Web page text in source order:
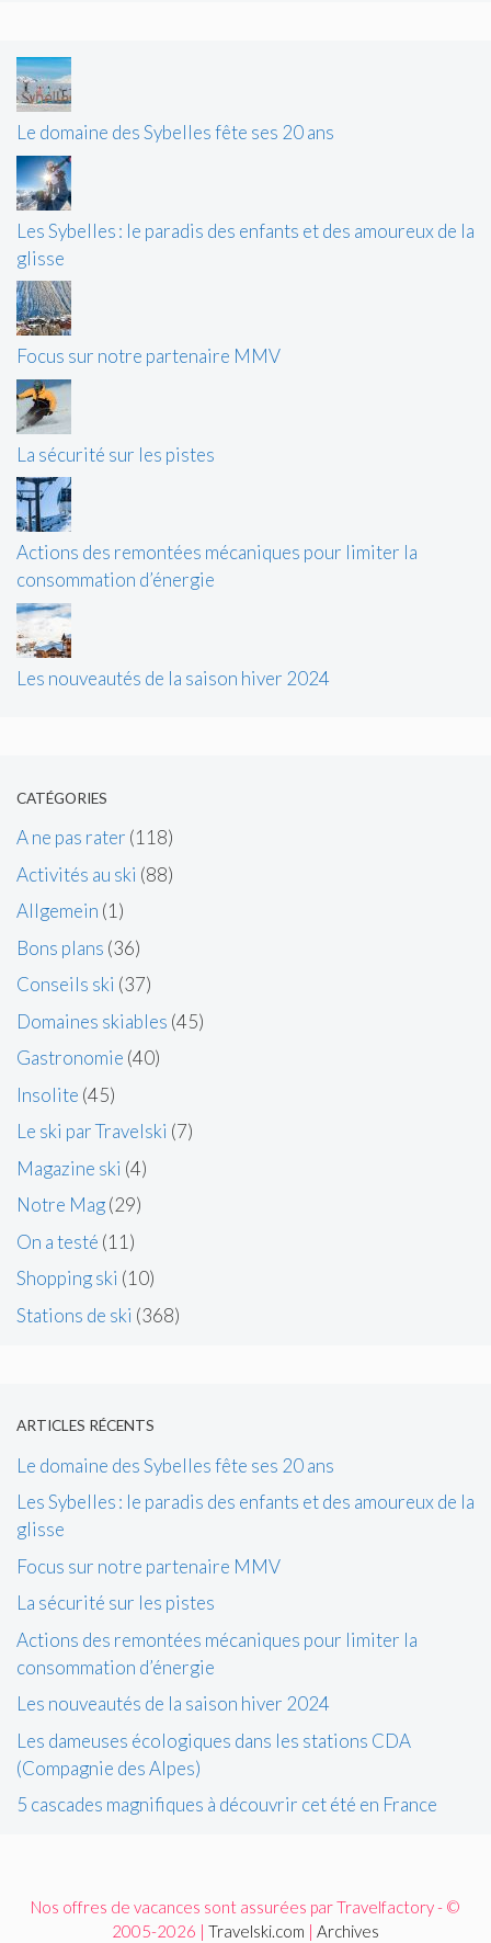
Le domaine des Sybelles fête ses 20 ans
Les Sybelles : le paradis des enfants et des amoureux de la
glisse
Focus sur notre partenaire MMV
La sécurité sur les pistes
Actions des remontées mécaniques pour limiter la
consommation d’énergie
Les nouveautés de la saison hiver 2024
CATÉGORIES
A ne pas rater (118)
Activités au ski (88)
Allgemein (1)
Bons plans (36)
Conseils ski (37)
Domaines skiables (45)
Gastronomie (40)
Insolite (45)
Le ski par Travelski (7)
Magazine ski (4)
Notre Mag(29)
On a testé (11)
Shopping ski (10)
Stations de ski (368)
ARTICLES RÉCENTS
Le domaine des Sybelles fête ses 20 ans
Les Sybelles : le paradis des enfants et des amoureux de la
glisse
Focus sur notre partenaire MMV
La sécurité sur les pistes
Actions des remontées mécaniques pour limiter la
consommation d’énergie
Les nouveautés de la saison hiver 2024
Les dameuses écologiques dans les stations CDA
(Compagnie des Alpes)
5 cascades magnifiques à découvrir cet été en France
Nos offres de vacances sont assurées par Travelfactory - ©
2005-2026 | Travelski.com Archives